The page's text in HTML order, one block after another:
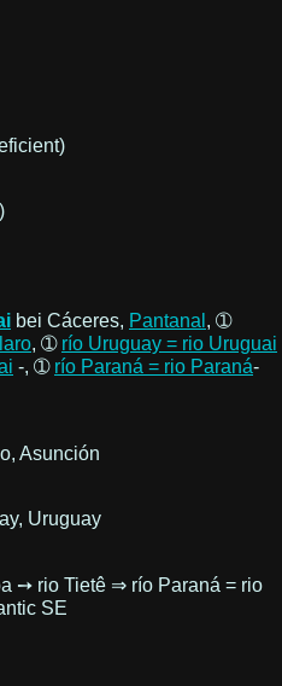
bei Cáceres, Pantanal , ➀
, ➀ río Uruguay = rio Uruguai
-, ➀ río Paraná = rio Paraná-
Asunción
Uruguay
➙ rio Tietê ⇒ río Paraná = rio
SE